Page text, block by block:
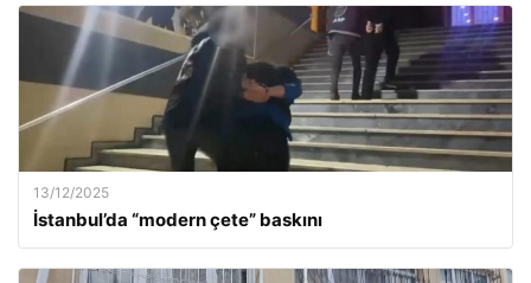
13/12/2025
İstanbul’da “modern çete” baskını